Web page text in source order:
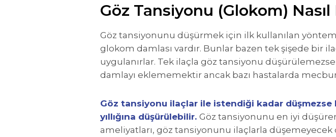
Göz Tansiyonu (Glokom) Nasıl
Göz tansiyonunu düşürmek için ilk kullanılan
glokom damlası vardır. Bunlar bazen tek şişede bir
uygulanırlar. Tek ilaçla göz tansiyonu
damlayı eklememektir ancak bazı hastalarda
Göz tansiyonu ilaçlar ile istendiği kadar düşmezse
yıllığına düşürülebilir. Göz tansiyonunu en iyi
ameliyatları, göz tansiyonunu ilaçlarla